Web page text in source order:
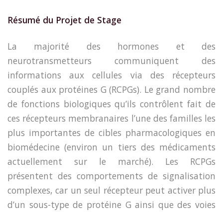
Résumé du Projet de Stage
La majorité des hormones et des
neurotransmetteurs communiquent des
informations aux cellules via des récepteurs
couplés aux protéines G (RCPGs). Le grand nombre
de fonctions biologiques qu’ils contrôlent fait de
ces récepteurs membranaires l’une des familles les
plus importantes de cibles pharmacologiques en
biomédecine (environ un tiers des médicaments
actuellement sur le marché). Les RCPGs
présentent des comportements de signalisation
complexes, car un seul récepteur peut activer plus
d’un sous-type de protéine G ainsi que des voies